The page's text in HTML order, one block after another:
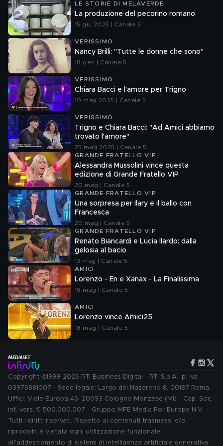
LE STORIE DI MELAVERDE
La produzione del pecorino romano
15 giu 2025 | Canale 5
VERISSIMO
Nancy Brilli: "Tutte le donne che sono"
18 gen | Canale 5
VERISSIMO
Chiara Bacci e l'amore per Trigno
10 mag 2025 | Canale 5
VERISSIMO
Trigno e Chiara Bacci: "Ad Amici abbiamo
trovato l'amore"
25 mag 2025 | Canale 5
GRANDE FRATELLO VIP
Alessandra Mussolini vince questa
edizione di Grande Fratello VIP
20 mag | Canale 5
GRANDE FRATELLO VIP
Una sorpresa per Ilary e il ballo con
Francesca
20 mag | Canale 5
GRANDE FRATELLO VIP
Renato Biancardi e Lucia Ilardo: dalla
gelosia al bacio
13 mag | Canale 5
AMICI
Lorenzo - En e Xanax - La Finalissima
18 mag | Canale 5
AMICI
Lorenzo vince Amici25
18 mag | Canale 5
Copyright ©1999-2026 RTI Business Digital - RTI S.p.A.: p. iva
03976881007 - Sede legale: Largo del Nazareno 8, 00187 Roma.
Uffici: Viale Europa 46, 20093 Cologno Monzese (MI) - Cap. Soc.
int. vers. € 500.000.007 - Gruppo MFE Media For Europe N.V. -
Tutti i diritti riservati. Rispetto ai contenuti trasmessi e/o
riprodotti è vietata ogni utilizzazione funzionale
all'addestramento di sistemi di intelligenza artificiale generativa.